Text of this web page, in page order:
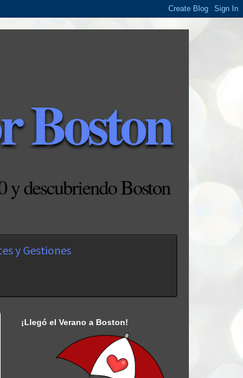
Boston
y descubriendo Boston
y Gestiones
¡Llegó el Verano a Boston!